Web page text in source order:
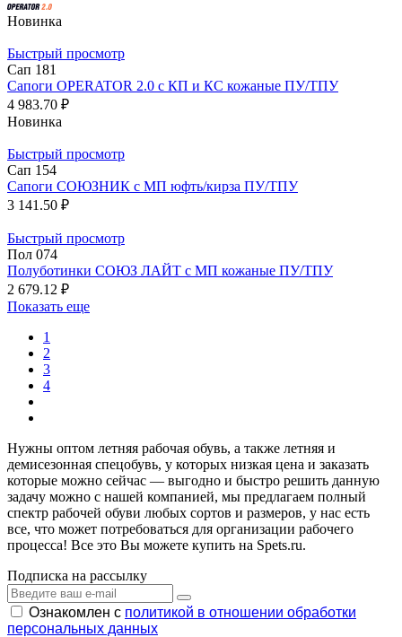
Новинка
Быстрый просмотр
Сап 181
Сапоги OPERATOR 2.0 с КП и КС кожаные ПУ/ТПУ
4 983.70 ₽
Новинка
Быстрый просмотр
Сап 154
Сапоги СОЮЗНИК с МП юфть/кирза ПУ/ТПУ
3 141.50 ₽
Быстрый просмотр
Пол 074
Полуботинки СОЮЗ ЛАЙТ с МП кожаные ПУ/ТПУ
2 679.12 ₽
Показать еще
1
2
3
4
Нужны оптом летняя рабочая обувь, а также летняя и
демисезонная спецобувь, у которых низкая цена и заказать
которые можно сейчас — выгодно и быстро решить данную
задачу можно с нашей компанией, мы предлагаем полный
спектр рабочей обуви любых сортов и размеров, у нас есть
все, что может потребоваться для организации рабочего
процесса! Все это Вы можете купить на Spets.ru.
Подписка на рассылку
Ознакомлен с политикой в отношении обработки
персональных данных